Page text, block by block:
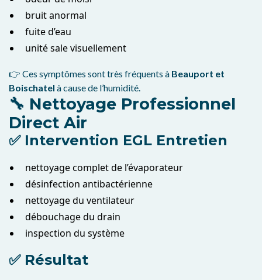
bruit anormal
fuite d’eau
unité sale visuellement
👉 Ces symptômes sont très fréquents à Beauport et
Boischatel à cause de l’humidité.
🔧 Nettoyage Professionnel
Direct Air
✅ Intervention EGL Entretien
nettoyage complet de l’évaporateur
désinfection antibactérienne
nettoyage du ventilateur
débouchage du drain
inspection du système
✅ Résultat